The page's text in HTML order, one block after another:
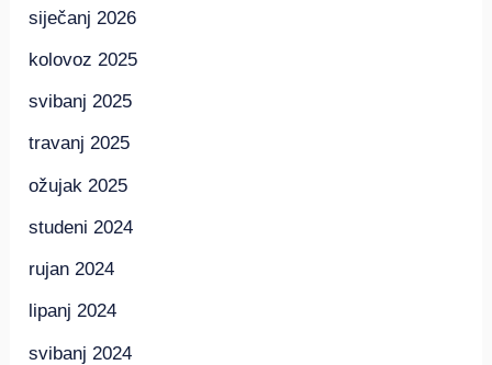
siječanj 2026
kolovoz 2025
svibanj 2025
travanj 2025
ožujak 2025
studeni 2024
rujan 2024
lipanj 2024
svibanj 2024